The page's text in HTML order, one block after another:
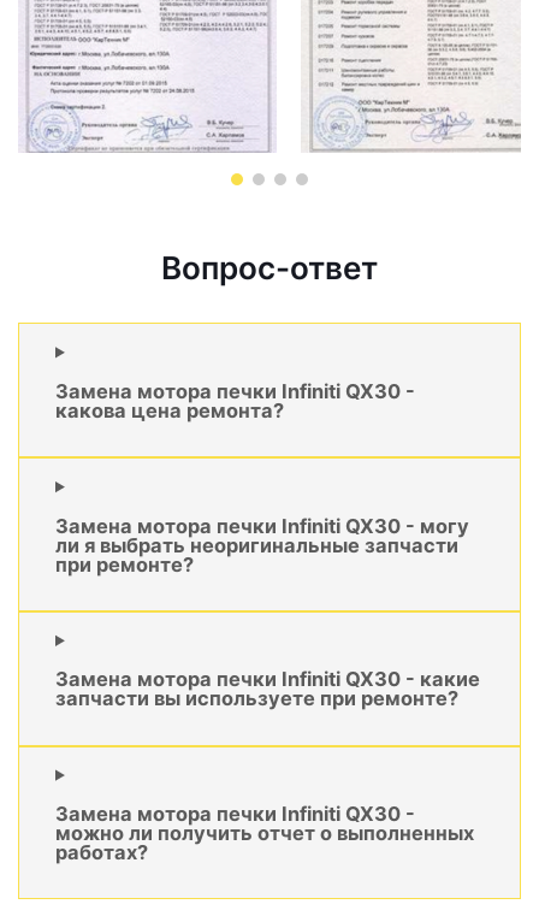
Вопрос-ответ
Замена мотора печки Infiniti QX30 -
какова цена ремонта?
Замена мотора печки Infiniti QX30 - могу
ли я выбрать неоригинальные запчасти
при ремонте?
Замена мотора печки Infiniti QX30 - какие
запчасти вы используете при ремонте?
Замена мотора печки Infiniti QX30 -
можно ли получить отчет о выполненных
работах?